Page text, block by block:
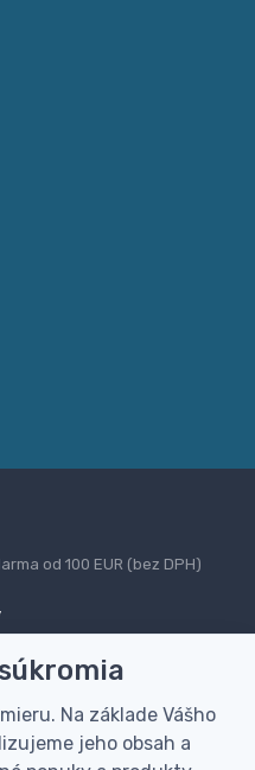
od 100 EUR (bez DPH)
darček
Na základe Vášho
jeho obsah a